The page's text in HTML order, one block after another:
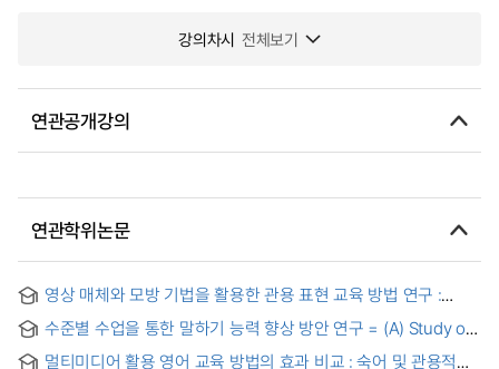
강의차시 전체보기
연관공개강의
연관학위논문
영상 매체와 모방 기법을 활용한 관용 표현 교육 방법 연구 :
Korean Idiomatic Expressions Employing Visual Media and
Imitation Techniques: Focusing on English-Speaking
수준별 수업을 통한 말하기 능력 향상 방안 연구 = (A) Study of
멀티미디어 활용 영어 교육 방법의 효과 비교 : 숙어 및 관용적